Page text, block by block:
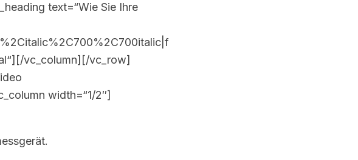
text=“Wie Sie Ihre
vc_column][/vc_row]
width=“1/2″]